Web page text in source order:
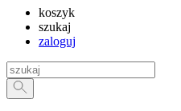
koszyk
szukaj
zaloguj